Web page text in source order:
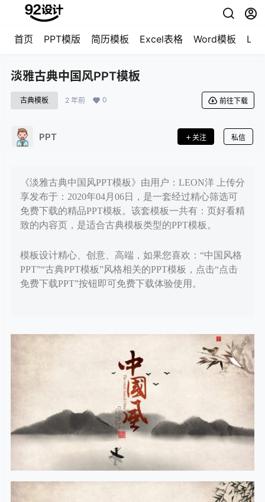
首页 PPT模版 简历模板 Excel表格 Word模板
淡雅古典中国风PPT模板
古典模板 2 年前 0 前往下载
PPT 关注 私信
《淡雅古典中国风PPT模板》由用户：LEON洋 上传分
享发布于：2020年04月06日，是一套经过精心筛选可
免费下载的精品PPT模板。该套模板一共有：页好看精
致的内容页，是适合古典模板类型的PPT模板。
模板设计精心、创意、高端，如果您喜欢：“中国风格
PPT”“古典PPT模板”风格相关的PPT模板，点击“点击
免费下载PPT”按钮即可免费下载体验使用。